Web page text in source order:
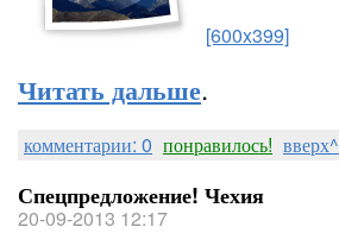
[600x399]
Читать дальше.
комментарии: 0 понравилось! вверх^
Спецпредложение! Чехия
20-09-2013 12:17